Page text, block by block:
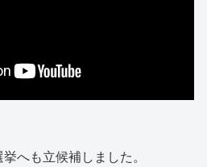
へも立候補しました。